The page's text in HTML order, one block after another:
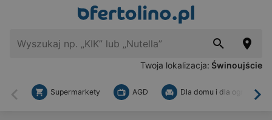
Twoja lokalizacja: Świnoujście
Wstecz
Supermarkety AGD Dla domu i dla ogrodu